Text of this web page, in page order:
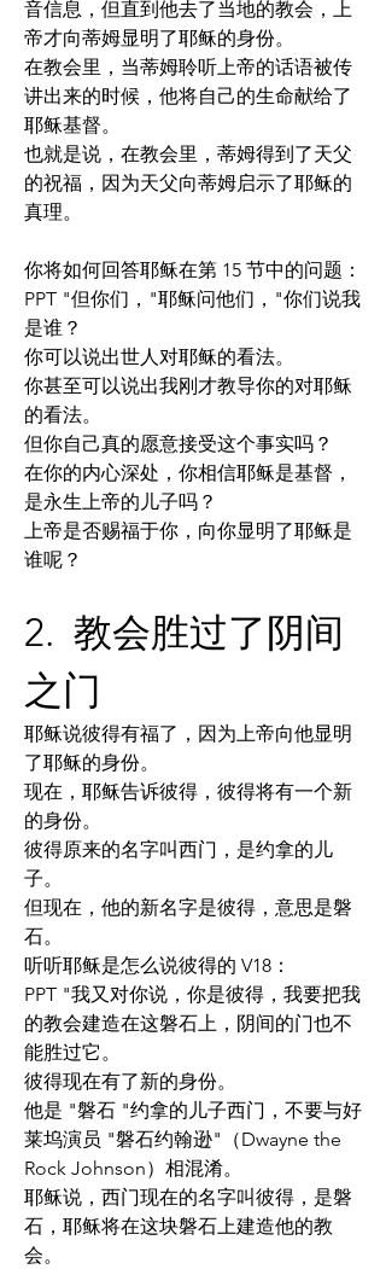
音信息，但直到他去了当地的教会，上
帝才向蒂姆显明了耶稣的身份。
在教会里，当蒂姆聆听上帝的话语被传
讲出来的时候，他将自己的生命献给了
耶稣基督。
也就是说，在教会里，蒂姆得到了天父
的祝福，因为天父向蒂姆启示了耶稣的
真理。
你将如何回答耶稣在第 15 节中的问题：
PPT "但你们，"耶稣问他们，"你们说我
是谁？
你可以说出世人对耶稣的看法。
你甚至可以说出我刚才教导你的对耶稣
的看法。
但你自己真的愿意接受这个事实吗？
在你的内心深处，你相信耶稣是基督，
是永生上帝的儿子吗？
上帝是否赐福于你，向你显明了耶稣是
谁呢？
2.  教会胜过了阴间
之门
耶稣说彼得有福了，因为上帝向他显明
了耶稣的身份。
现在，耶稣告诉彼得，彼得将有一个新
的身份。
彼得原来的名字叫西门，是约拿的儿
子。
但现在，他的新名字是彼得，意思是磐
石。
听听耶稣是怎么说彼得的 V18：
PPT "我又对你说，你是彼得，我要把我
的教会建造在这磐石上，阴间的门也不
能胜过它。
彼得现在有了新的身份。
他是 "磐石 "约拿的儿子西门，不要与好
莱坞演员 "磐石约翰逊"（Dwayne the
Rock Johnson）相混淆。
耶稣说，西门现在的名字叫彼得，是磐
石，耶稣将在这块磐石上建造他的教
会。